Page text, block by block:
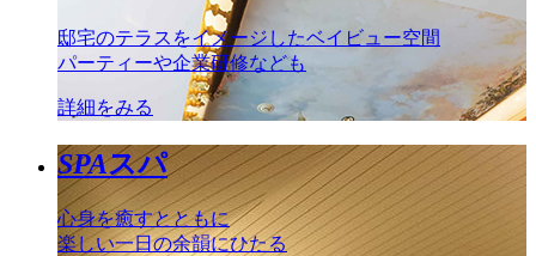
邸宅のテラスをイメージしたベイビュー空間
パーティーや企業研修なども
詳細をみる
SPAスパ
心身を癒すとともに
楽しい一日の余韻にひたる